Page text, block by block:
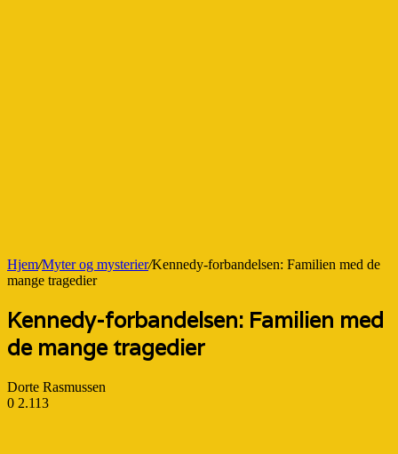
Hjem/Myter og mysterier/Kennedy-forbandelsen: Familien med de
mange tragedier
Kennedy-forbandelsen: Familien med
de mange tragedier
Dorte Rasmussen
0 2.113